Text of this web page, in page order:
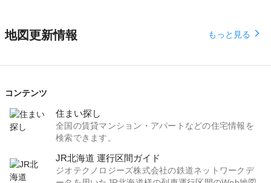
地図更新情報 もっと見る arrow_forward_ios
コンテンツ
住まい探し
全国の賃貸マンション・アパートなどの住宅情報を
検索できます。
JR北海道 運行区間ガイド
ジオテクノロジーズ株式会社の鉄道ネットワークデ